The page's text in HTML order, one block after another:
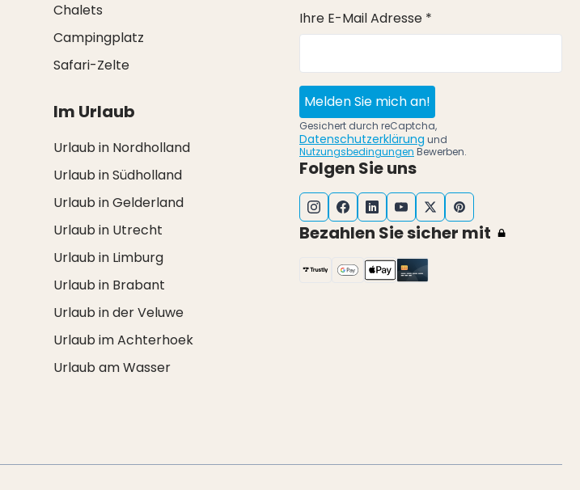
Chalets
Campingplatz
Safari-Zelte
Im Urlaub
Urlaub in Nordholland
Urlaub in Südholland
Urlaub in Gelderland
Urlaub in Utrecht
Urlaub in Limburg
Urlaub in Brabant
Urlaub in der Veluwe
Urlaub im Achterhoek
Urlaub am Wasser
Ihre E-Mail Adresse *
Melden Sie mich an!
Gesichert durch reCaptcha,
Datenschutzerklärung und
Nutzungsbedingungen Bewerben.
Folgen Sie uns
Bezahlen Sie sicher mit